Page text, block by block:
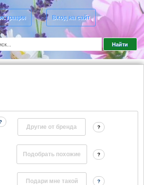
Вход на сайт
Другие от бренда ?
?
?